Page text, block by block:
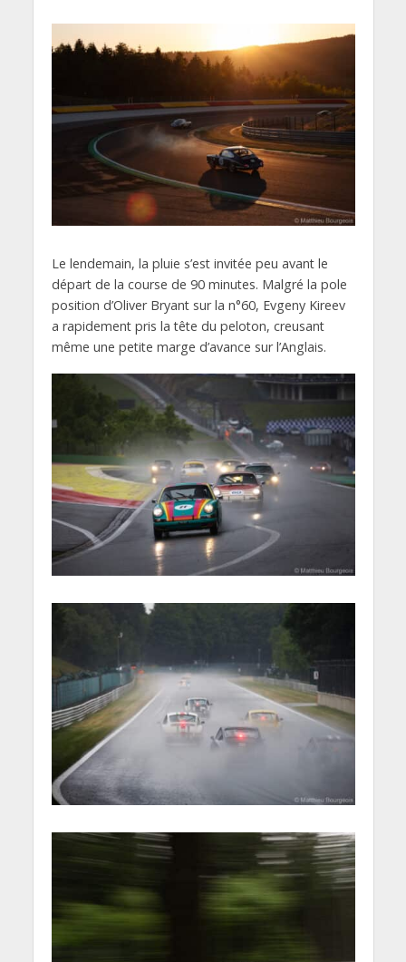
Le lendemain, la pluie s’est invitée peu avant le
départ de la course de 90 minutes. Malgré la pole
position d’Oliver Bryant sur la n°60, Evgeny Kireev
a rapidement pris la tête du peloton, creusant
même une petite marge d’avance sur l’Anglais.